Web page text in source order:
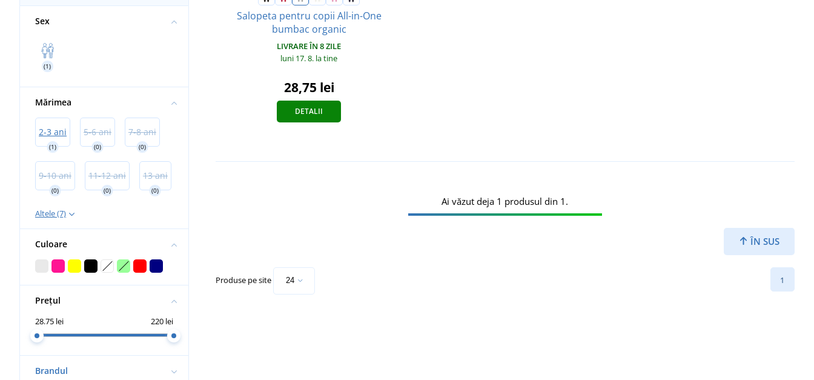
Sex
(1)
Mărimea
2-3 ani
(1)
5-6 ani
(0)
7-8 ani
(0)
9-10 ani
(0)
11-12 ani
(0)
13 ani
(0)
Altele (7)
Culoare
Prețul
28.75 lei 220 lei
Brandul
Salopeta pentru copii All-in-One
bumbac organic
LIVRARE ÎN 8 ZILE
luni 17. 8. la tine
28,75 lei
DETALII
ÎN SUS
Ai văzut deja 1 produsul din 1.
Produse pe site 1